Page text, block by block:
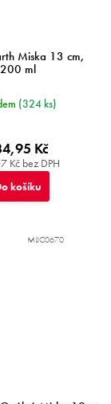
Miska 13 cm,
200 ml
(324 ks)
Kč bez DPH
Kč
košíku
MIJC0670